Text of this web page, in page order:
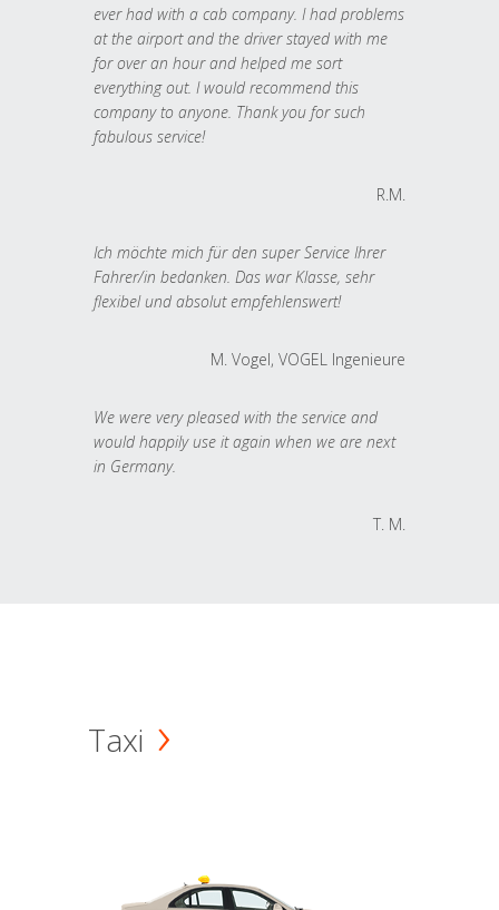
ever had with a cab company. I had problems
at the airport and the driver stayed with me
for over an hour and helped me sort
everything out. I would recommend this
company to anyone. Thank you for such
fabulous service!
R.M.
Ich möchte mich für den super Service Ihrer
Fahrer/in bedanken. Das war Klasse, sehr
flexibel und absolut empfehlenswert!
M. Vogel, VOGEL Ingenieure
We were very pleased with the service and
would happily use it again when we are next
in Germany.
T. M.
Taxi